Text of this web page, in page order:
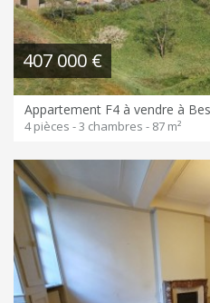
407 000 €
Appartement F4 à vendre à
4 pièces - 3 chambres - 87 m²